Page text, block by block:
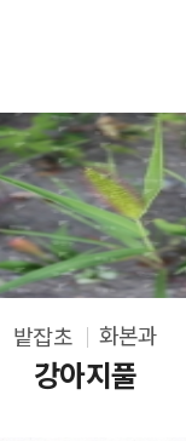
밭잡초 화본과
강아지풀